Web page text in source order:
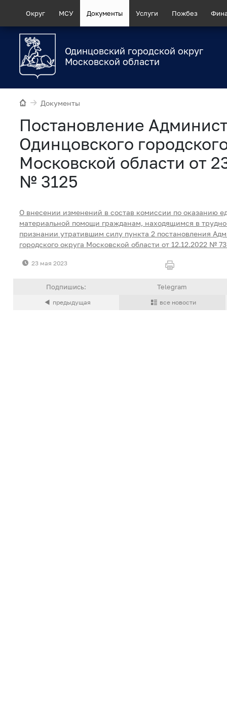
Округ МСУ Документы Услуги Пожбез
Одинцовский городской округ
Московской области
Документы
Постановление
Одинцовского
Московской области от
№ 3125
О внесении изменений в состав комиссии по оказанию
материальной помощи гражданам, находящимся в
признании утратившим силу пункта 2 постановления
городского округа Московской области от 12.12.2022 №
23 мая 2023